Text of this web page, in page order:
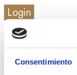
Consentimiento
Login
Lost your password?
All category